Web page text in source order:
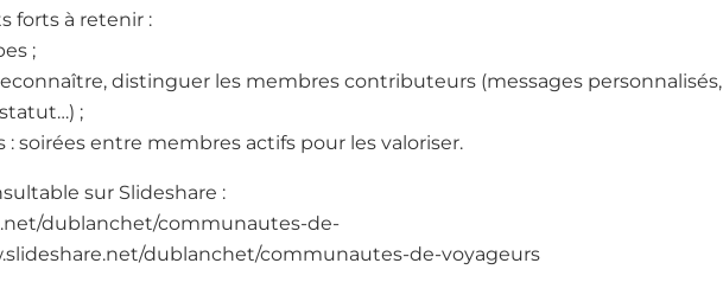
forts à retenir :
;
distinguer les membres contributeurs (messages personnalisés,
;
soirées entre membres actifs pour les valoriser.
sur Slideshare :
dublanchet/communautes-de-
dublanchet/communautes-de-voyageurs